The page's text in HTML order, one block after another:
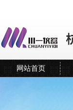
网站首页